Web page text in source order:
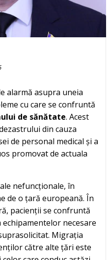
alarmă asupra uneia
cu care se confruntă
de sănătate. Acest
din cauza
de personal medical și a
promovat de actuala
nefuncționale, în
de o țară europeană. În
pacienții se confruntă
necesare
Migrația
către alte țări este